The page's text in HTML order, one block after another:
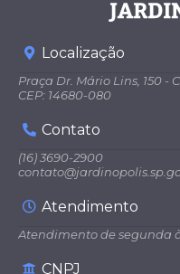
Localização
Praça Dr. Mário Lins, 150 -
CEP: 14680-080
Contato
(16) 3690-2900
Atendimento
Atendimento de segunda
CNPJ